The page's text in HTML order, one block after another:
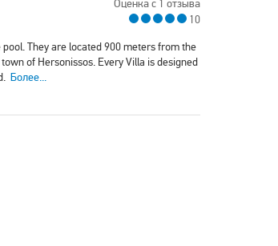
Оценка с 1 отзыва
10
They are located 900 meters from the
of Hersonissos. Every Villa is designed
Более...